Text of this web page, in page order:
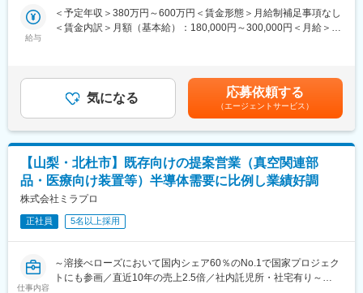
そ野が広いことも特徴です。主力事業である真空事業では、半導
体製造装置に使われる「溶接ベローズ」で世界トップクラスのシ
【就業環境】働き方改革を進めており、残業は分単位で管理／本
社近くには社内託児所の設置／本社近辺には単身・世帯用に新築
の社宅もあり、社員の働きやすい環境を整えています。
敗しても挑戦したこと自体を称える社風です。その裏付けとして
未経験の方も積極採用しています。
変更の範囲：会社の定める業務
定しています。
■業務詳細：
装置の制御開発に携わるため、高度なものづくり技術に触れなが
ら市場価値の高いエンジニアへ成長できます。
・真空関連機器の制御ソフトウェア設計・開発
■働く環境：
・本社のある山梨県北杜市は保育園の待機児童0、第二子以降は保
育園無料、高校3年までは医療費無料と子育てしやすい環境が整っ
・本社近くには単身寮1DK29.1平方メートル（家賃1.5～2万
円）、家族寮／2LDK 75平方メートル（家賃3～4万円）があり
代無料のため、安心して生活できる環境です。
給与
＜予定年収＞380万円～600万円＜賃金形態＞月給制補足事項なし
＜賃金内訳＞月額（基本給）：180,000円～300,000円＜月給＞
んと評価に反映されます。賃金はあくまでも目安の金額であり、
選考を通じて上下する可能性があります。月給(月額)は固定手当を
気になる 応募依頼する
（エージェントサービス）
【山梨・北杜市】既存向けの提案営業（真空関連部
品・医療向け装置等）半導体需要に比例し業績好調
株式会社ミラプロ
正社員 5名以上採用
仕事内容
～溶接べローズにおいて国内シェア60％のNo.1で国家プロジェク
トにも参画／直近10年の売上2.5倍／社内託児所・社宅有り～